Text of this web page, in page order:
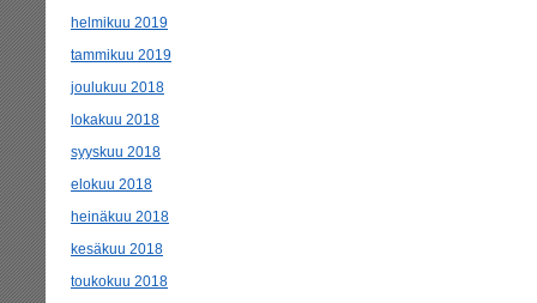
helmikuu 2019
tammikuu 2019
joulukuu 2018
lokakuu 2018
syyskuu 2018
elokuu 2018
heinäkuu 2018
kesäkuu 2018
toukokuu 2018